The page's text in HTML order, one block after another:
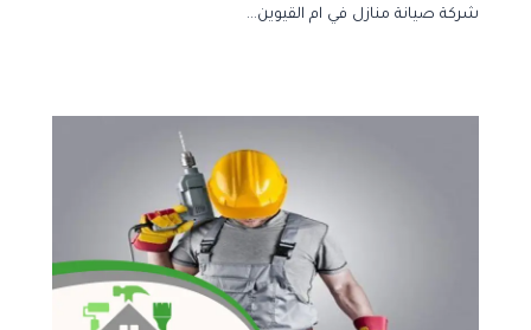
شركة صيانة منازل في ام القيوين…